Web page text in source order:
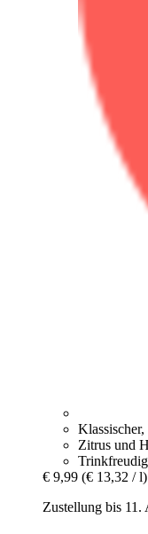
Zitrus und
€ 9,99 (€ 13,32 / l)
Zustellung bis 11.